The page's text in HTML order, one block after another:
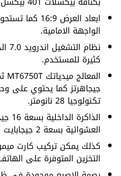
الواجهة الامامية.
كثيرة للمستخدم.
جيجاهرتز كما يحتوي على
تكنولوجيا 28 نانومتر.
العشوائية بسعة 2 جيجابايت أو 3 جيجابايت.
كذلك يمكن تركيب كارت
التخزين المتوفرة على